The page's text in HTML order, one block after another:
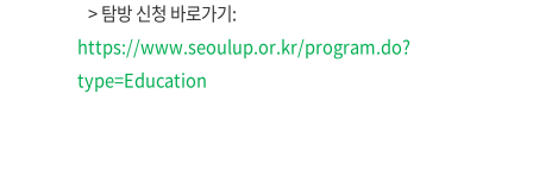
> 탐방 신청 바로가기:
https://www.seoulup.or.kr/program.do?
type=Education